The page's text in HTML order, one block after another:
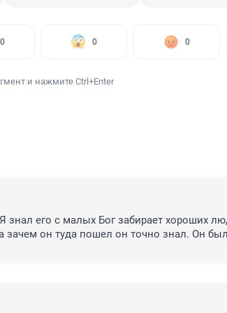
0 0 0
и нажмите Ctrl+Enter
знал его с малых Бог забирает хороших
зачем он туда пошел он точно знал. Он